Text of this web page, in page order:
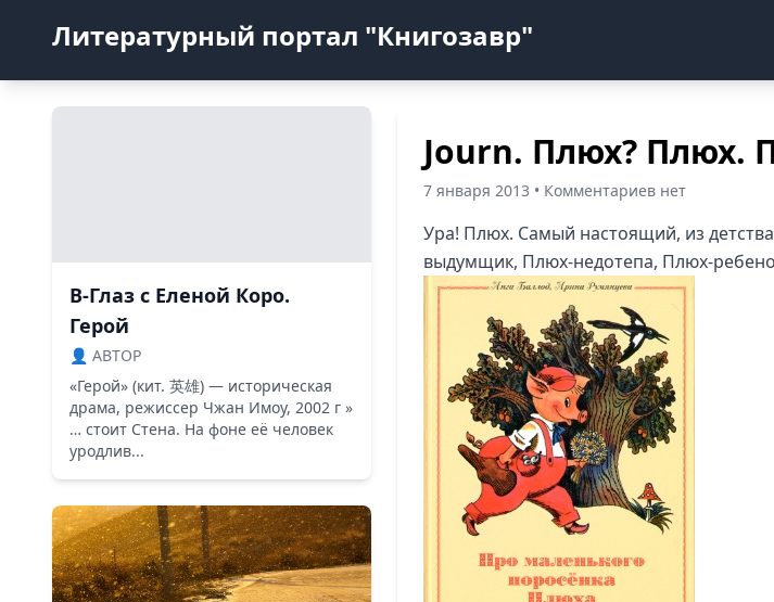
Литературный портал "Книгозавр"
В-Глаз с Еленой Коро.
Герой
👤 ABTOP
«Герой» (кит. 英雄) — историческая
драма, режиссер Чжан Имоу, 2002 г »
… стоит Стена. На фоне её человек
уродлив...
Journ. Плюх? Плюх.
7 января 2013 • Комментариев нет
Ура! Плюх. Самый настоящий, из
выдумщик, Плюх-недотепа, Плюх-